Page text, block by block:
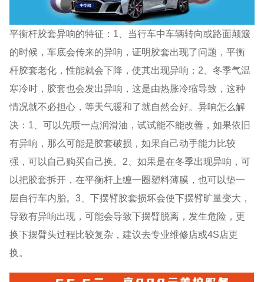
平衡杆胶套异响的特征：1、当行车中车辆转向或路面颠簸
的时候，车底会传来的异响，证明胶套出现了问题，平衡
杆胶套老化，性能就会下降，使其出现异响；2、冬季气温
寒冷时，胶套也会发出异响，这是由热胀冷缩导致，这种
情况就不必担心，等天气暖和了就自然会好。异响怎么解
决：1、可以先喷一点润滑油，试试能不能改善，如果依旧
有异响，那么可能是胶套破损，如果自己动手能力比较
强，可以自己购买自己换。2、如果是在冬季出现异响，可
以把胶套拆开，在平衡杆上缠一圈塑料薄膜，也可以垫一
层自行车内胎。3、下摆臂胶套损坏会使下摆臂旷量变大，
导致有异响出现，可能会导致下摆臂脱离，发生危险，更
换下摆臂头过程比较复杂，建议去专业维修店或4S店更
换。